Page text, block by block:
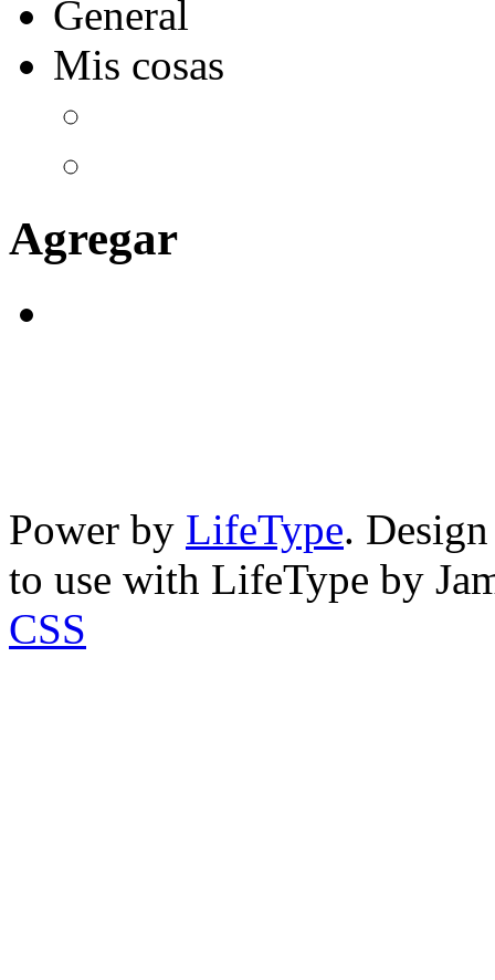
General
Mis cosas
Agregar
Power by LifeType.
to use with LifeType by
CSS